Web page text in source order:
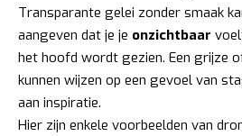
Transparante gelei zonder smaak
aangeven dat je je onzichtbaar
het hoofd wordt gezien. Een grijze
kunnen wijzen op een gevoel van
aan inspiratie.
Hier zijn enkele voorbeelden van